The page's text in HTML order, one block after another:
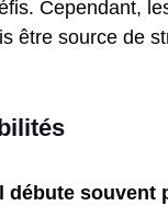
Cependant,
être source de
débute souvent